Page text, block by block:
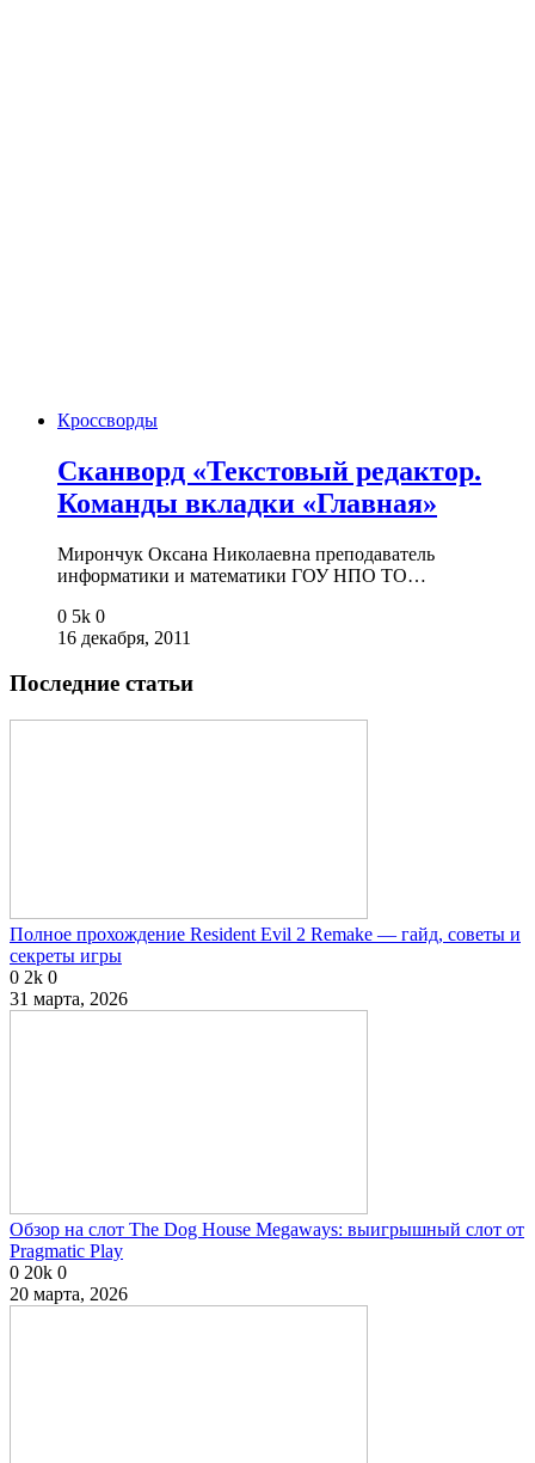
Кроссворды
Сканворд «Текстовый редактор.
Команды вкладки «Главная»
Мирончук Оксана Николаевна преподаватель
информатики и математики ГОУ НПО ТО…
0 5k 0
16 декабря, 2011
Последние статьи
Полное прохождение Resident Evil 2 Remake — гайд, советы и
секреты игры
0 2k 0
31 марта, 2026
Обзор на слот The Dog House Megaways: выигрышный слот от
Pragmatic Play
0 20k 0
20 марта, 2026